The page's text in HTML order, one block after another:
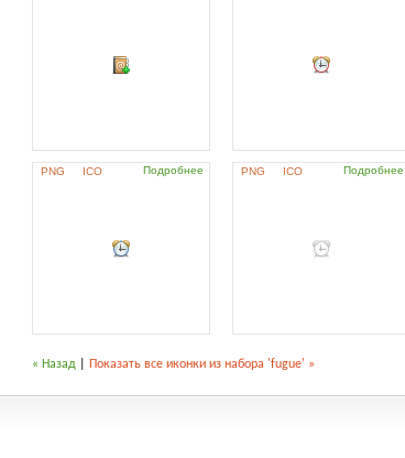
PNG ICO Подробнее PNG ICO Подробнее
« Назад Показать все иконки из набора 'fugue' »